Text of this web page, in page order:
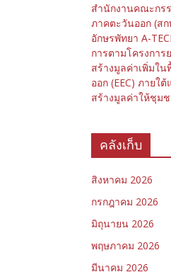
สำนักงานคณะกร
ภาคตะวันออก (ส
อักษรพัทยา A-
การตามโครงกา
สร้างมูลค่าเพิ่มใ
ออก (EEC) ภาย
สร้างมูลค่าให้ชุม
คลังเก็บ
สิงหาคม 2026
กรกฎาคม 2026
มิถุนายน 2026
พฤษภาคม 2026
มีนาคม 2026